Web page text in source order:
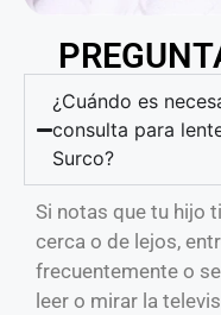
¿Cuándo es
consulta para
Surco?
Si notas que tu hijo
cerca o de lejos,
frecuentemente o
leer o mirar la